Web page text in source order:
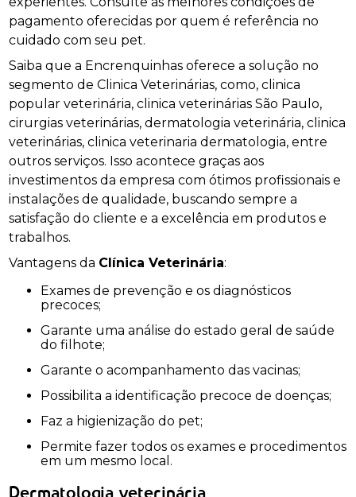
pagamento oferecidas por quem é referência no
cuidado com seu pet.
Saiba que a Encrenquinhas oferece a solução no
segmento de Clinica Veterinárias, como, clinica
popular veterinária, clinica veterinárias São Paulo,
cirurgias veterinárias, dermatologia veterinária, clinica
veterinárias, clinica veterinaria dermatologia, entre
outros serviços. Isso acontece graças aos
investimentos da empresa com ótimos profissionais e
instalações de qualidade, buscando sempre a
satisfação do cliente e a excelência em produtos e
trabalhos.
Vantagens da Clínica Veterinária:
Exames de prevenção e os diagnósticos
precoces;
Garante uma análise do estado geral de saúde
do filhote;
Garante o acompanhamento das vacinas;
Possibilita a identificação precoce de doenças;
Faz a higienização do pet;
Permite fazer todos os exames e procedimentos
em um mesmo local.
Dermatologia veterinária